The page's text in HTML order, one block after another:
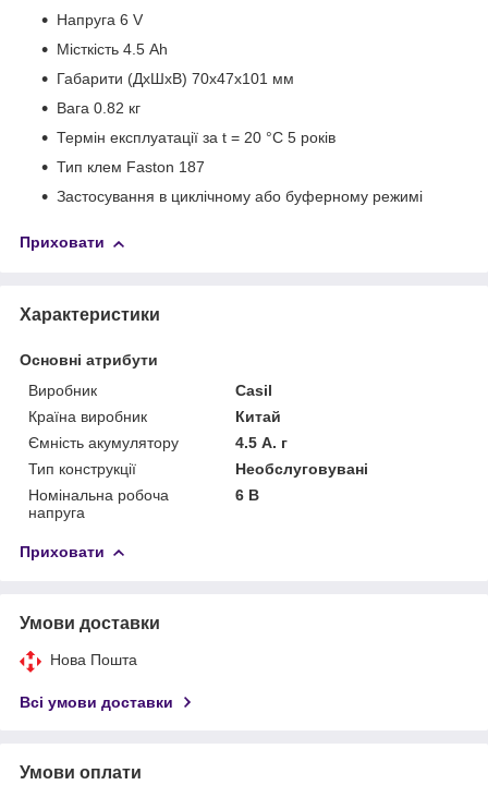
Напруга 6 V
Місткість 4.5 Ah
Габарити (ДхШхВ) 70x47x101 мм
Вага 0.82 кг
Термін експлуатації за t = 20 °C 5 років
Тип клем Faston 187
Застосування в циклічному або буферному режимі
Приховати
Характеристики
Основні атрибути
Виробник
Casіl
Країна виробник
Китай
Ємність акумулятору
4.5 А. г
Тип конструкції
Необслуговувані
Номінальна робоча
напруга
6 В
Приховати
Умови доставки
Нова Пошта
Всі умови доставки
Умови оплати